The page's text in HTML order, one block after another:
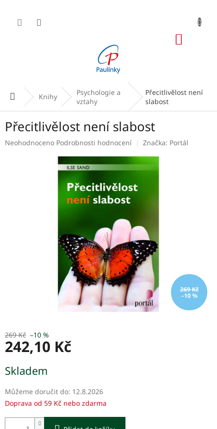
obsah
Domů Knihy
Psychologie a
vztahy
Přecitlivělost není
slabost
Přecitlivělost není slabost
Průměrné
Neohodnoceno Podrobnosti hodnocení Značka: Portál
269 Kč
–10 %
269 Kč –10 %
242,10 Kč
cena:
Skladem
Můžeme doručit do: 12.8.2026
Doprava od 59 Kč nebo zdarma